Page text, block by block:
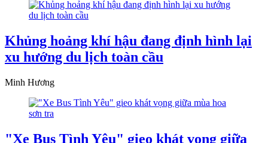
Khủng hoảng khí hậu đang định hình lại
xu hướng du lịch toàn cầu
Minh Hương
"Xe Bus Tình Yêu" gieo khát vọng giữa